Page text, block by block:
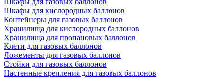
Шкафы для газовых баллонов
Шкафы для кислородных баллонов
Контейнеры для газовых баллонов
Хранилища для кислородных баллонов
Хранилища для пропановых баллонов
Клети для газовых баллонов
Ложементы для газовых баллонов
Стойки для газовых баллонов
Настенные крепления для газовых баллонов